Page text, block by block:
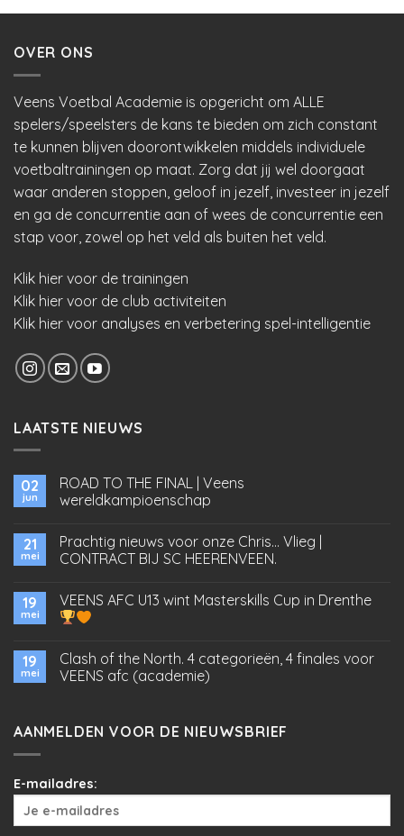
OVER ONS
Veens Voetbal Academie is opgericht om ALLE
spelers/speelsters de kans te bieden om zich constant
te kunnen blijven doorontwikkelen middels individuele
voetbaltrainingen op maat. Zorg dat jij wel doorgaat
waar anderen stoppen, geloof in jezelf, investeer in jezelf
en ga de concurrentie aan of wees de concurrentie een
stap voor, zowel op het veld als buiten het veld.
Klik hier voor de trainingen
Klik hier voor de club activiteiten
Klik hier voor analyses en verbetering spel-intelligentie
LAATSTE NIEUWS
02
jun
ROAD TO THE FINAL | Veens
wereldkampioenschap
21
mei
Prachtig nieuws voor onze Chris… Vlieg |
CONTRACT BIJ SC HEERENVEEN.
19
mei
VEENS AFC U13 wint Masterskills Cup in Drenthe
19
mei
Clash of the North. 4 categorieën, 4 finales voor
VEENS afc (academie)
AANMELDEN VOOR DE NIEUWSBRIEF
E-mailadres: